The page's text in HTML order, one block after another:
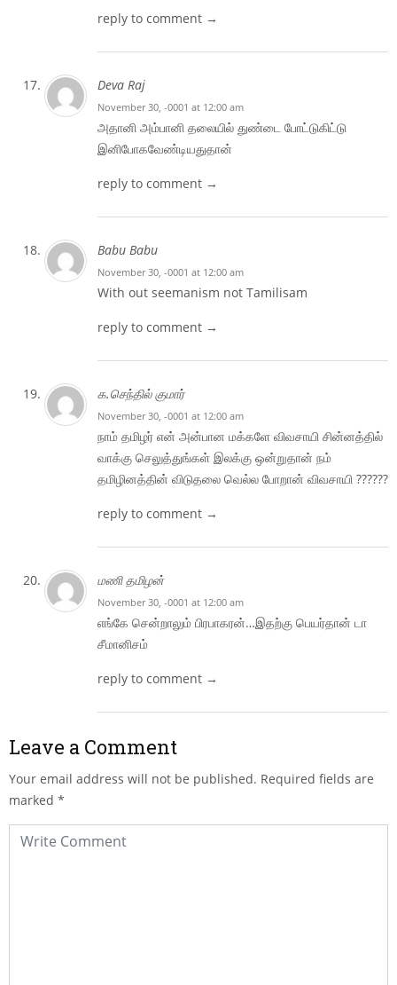
reply to comment →
Deva Raj
November 30, -0001 at 12:00 am
அதானி அம்பானி தலையில் துண்டை போட்டுகிட்டு
இனிபோகவேண்டியதுதான்
reply to comment →
Babu Babu
November 30, -0001 at 12:00 am
With out seemanism not Tamilisam
reply to comment →
க.செந்தில் குமார்
November 30, -0001 at 12:00 am
நாம் தமிழர் என் அன்பான மக்களே விவசாயி சின்னத்தில்
வாக்கு செலுத்துங்கள் இலக்கு ஒன்றுதான் நம்
தமிழினத்தின் விடுதலை வெல்ல போறான் விவசாயி ‌??????
reply to comment →
மணி தமிழன்
November 30, -0001 at 12:00 am
எங்கே சென்றாலும் பிரபாகரன்…இதற்கு பெயர்தான் டா
சீமானிசம்
reply to comment →
Leave a Comment
Your email address will not be published. Required fields are
marked *